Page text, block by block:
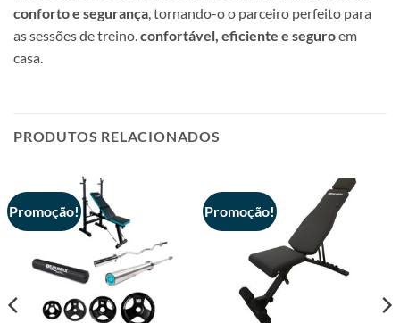
conforto e segurança , tornando-o o parceiro perfeito para
as sessões de treino. confortável, eficiente e seguroem
casa.
PRODUTOS RELACIONADOS
Promoção! Promoção!